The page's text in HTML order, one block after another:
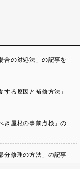
合の対処法」の記事を
する原因と補修方法」
き屋根の事前点検」の
分修理の方法」の記事